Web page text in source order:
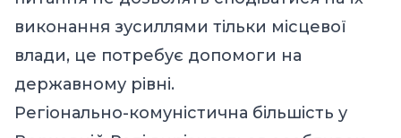
виконання зусиллями тільки місцевої
влади, це потребує допомоги на
державному рівні.
Регіонально-комуністична більшість у